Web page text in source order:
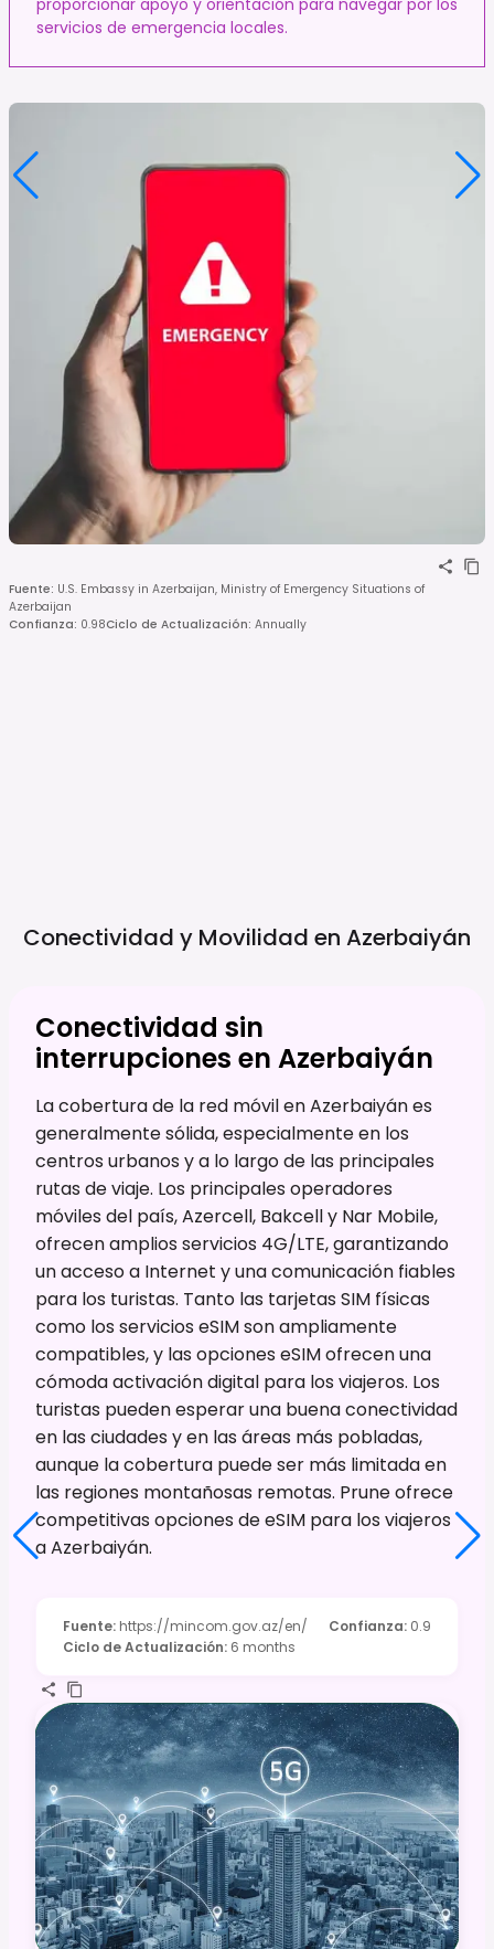
servicios de emergencia locales.
Fuente: U.S. Embassy in Azerbaijan, Ministry of Emergency Situations of
Azerbaijan
Confianza: 0.98Ciclo de Actualización: Annually
Conectividad y Movilidad en Azerbaiyán
Conectividad sin
interrupciones en Azerbaiyán
La cobertura de la red móvil en Azerbaiyán es
generalmente sólida, especialmente en los
centros urbanos y a lo largo de las principales
rutas de viaje. Los principales operadores
móviles del país, Azercell, Bakcell y Nar Mobile,
ofrecen amplios servicios 4G/LTE, garantizando
un acceso a Internet y una comunicación fiables
para los turistas. Tanto las tarjetas SIM físicas
como los servicios eSIM son ampliamente
compatibles, y las opciones eSIM ofrecen una
cómoda activación digital para los viajeros. Los
turistas pueden esperar una buena conectividad
en las ciudades y en las áreas más pobladas,
aunque la cobertura puede ser más limitada en
las regiones montañosas remotas. Prune ofrece
competitivas opciones de eSIM para los viajeros
a Azerbaiyán.
Fuente: https://mincom.gov.az/en/ Confianza: 0.9
Ciclo de Actualización: 6 months